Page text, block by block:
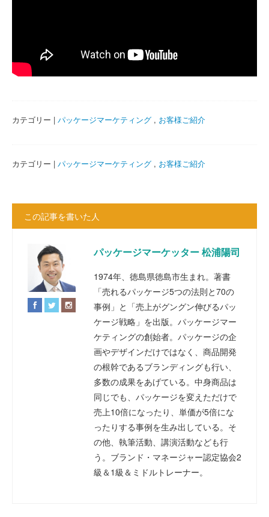
カテゴリー | パッケージマーケティング , お客様ご紹介
カテゴリー | パッケージマーケティング , お客様ご紹介
この記事を書いた人
パッケージマーケッター 松浦陽司
1974年、徳島県徳島市生まれ。著書
「売れるパッケージ5つの法則と70の
事例」と「売上がグングン伸びるパッ
ケージ戦略」を出版。パッケージマー
ケティングの創始者。パッケージの企
画やデザインだけではなく、商品開発
の根幹であるブランディングも行い、
多数の成果をあげている。中身商品は
同じでも、パッケージを変えただけで
売上10倍になったり、単価が5倍にな
ったりする事例を生み出している。そ
の他、執筆活動、講演活動なども行
う。ブランド・マネージャー認定協会2
級＆1級＆ミドルトレーナー。